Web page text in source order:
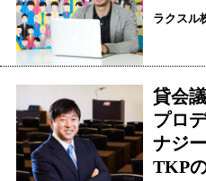
ラクスル
貸会
プロ
ナジ
TKP